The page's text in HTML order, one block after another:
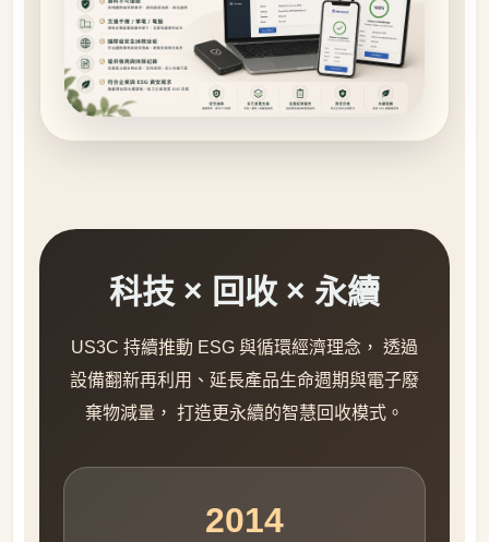
科技 × 回收 × 永續
US3C 持續推動 ESG 與循環經濟理念， 透過
設備翻新再利用、延長產品生命週期與電子廢
棄物減量， 打造更永續的智慧回收模式。
2014